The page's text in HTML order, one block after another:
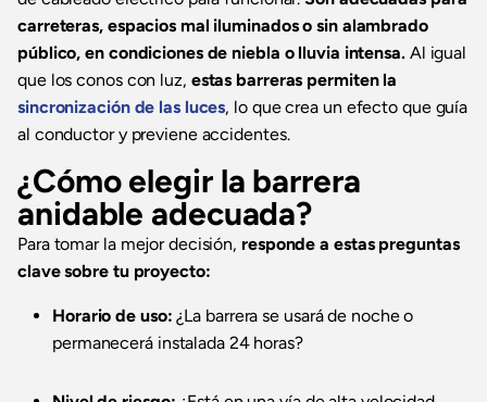
carreteras, espacios mal iluminados o sin alambrado
público, en condiciones de niebla o lluvia intensa.Al igual
que los conos con luz, estas barreras permiten la
sincronización de las luces, lo que crea un efecto que guía
al conductor y previene accidentes.
¿Cómo elegir la barrera
anidable adecuada?
Para tomar la mejor decisión, responde a estas preguntas
clave sobre tu proyecto:
Horario de uso: ¿La barrera se usará de noche o
permanecerá instalada 24 horas?